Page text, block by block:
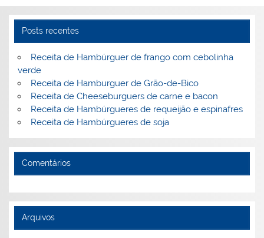
o
k
l
Posts recentes
Receita de Hambúrguer de frango com cebolinha
verde
Receita de Hamburguer de Grão-de-Bico
Receita de Cheeseburguers de carne e bacon
Receita de Hambúrgueres de requeijão e espinafres
Receita de Hambúrgueres de soja
Comentários
Arquivos